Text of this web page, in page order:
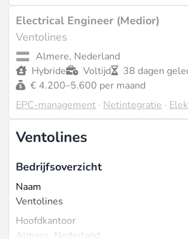
Electrical Engineer (Medior)
Ventolines
Almere, Nederland
Hybride
Voltijd
38 dagen
€ 4.200–5.600 per maand
EPC-management · Netintegratie ·
Ventolines
Bedrijfsoverzicht
Naam
Ventolines
Hoofdkantoor
Almere, Nederland